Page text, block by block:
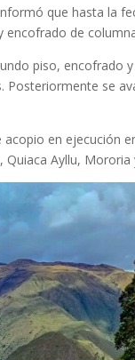
que hasta la
encofrado de
piso, encofrado
Posteriormente se
en ejecución
Ayllu, Mororia